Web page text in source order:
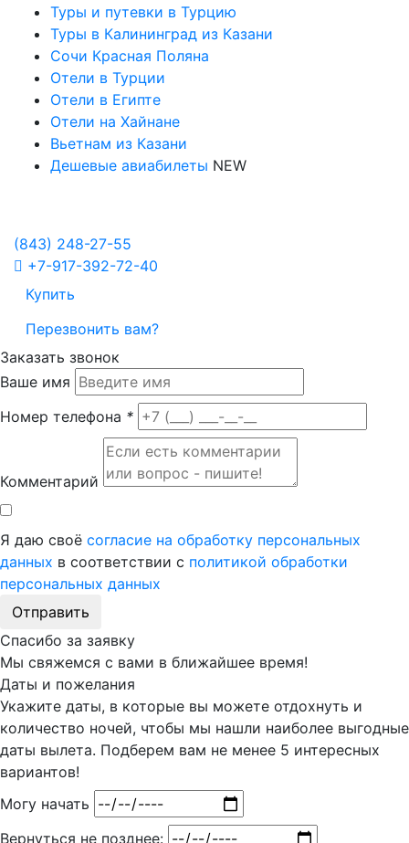
Туры и путевки в Турцию
Туры в Калининград из Казани
Сочи Красная Поляна
Отели в Турции
Отели в Египте
Отели на Хайнане
Вьетнам из Казани
Дешевые авиабилеты NEW
(843) 248-27-55
+7-917-392-72-40
Купить
Перезвонить вам?
Заказать звонок
Ваше имя
Номер телефона *
Комментарий
Я даю своё согласие на обработку персональных
данных в соответствии с политикой обработки
персональных данных
Отправить
Спасибо за заявку
Мы свяжемся с вами в ближайшее время!
Даты и пожелания
Укажите даты, в которые вы можете отдохнуть и
количество ночей, чтобы мы нашли наиболее выгодные
даты вылета. Подберем вам не менее 5 интересных
вариантов!
Могу начать
Вернуться не позднее: